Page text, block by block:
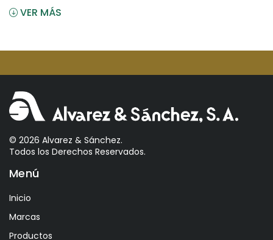
Angostura
Aperol
Arcos
Areparepa
Argensun
Astrales
Avelina
Ayala
Azevedo
Bacalarico
Badia
VER MÁS
© 2026 Alvarez & Sánchez.
Todos los Derechos Reservados.
Menú
Inicio
Marcas
Productos